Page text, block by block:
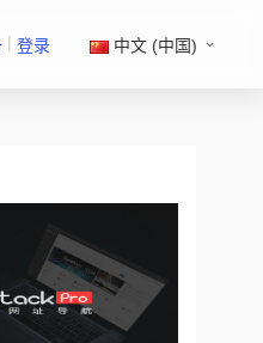
| 登录 中文 (中国)